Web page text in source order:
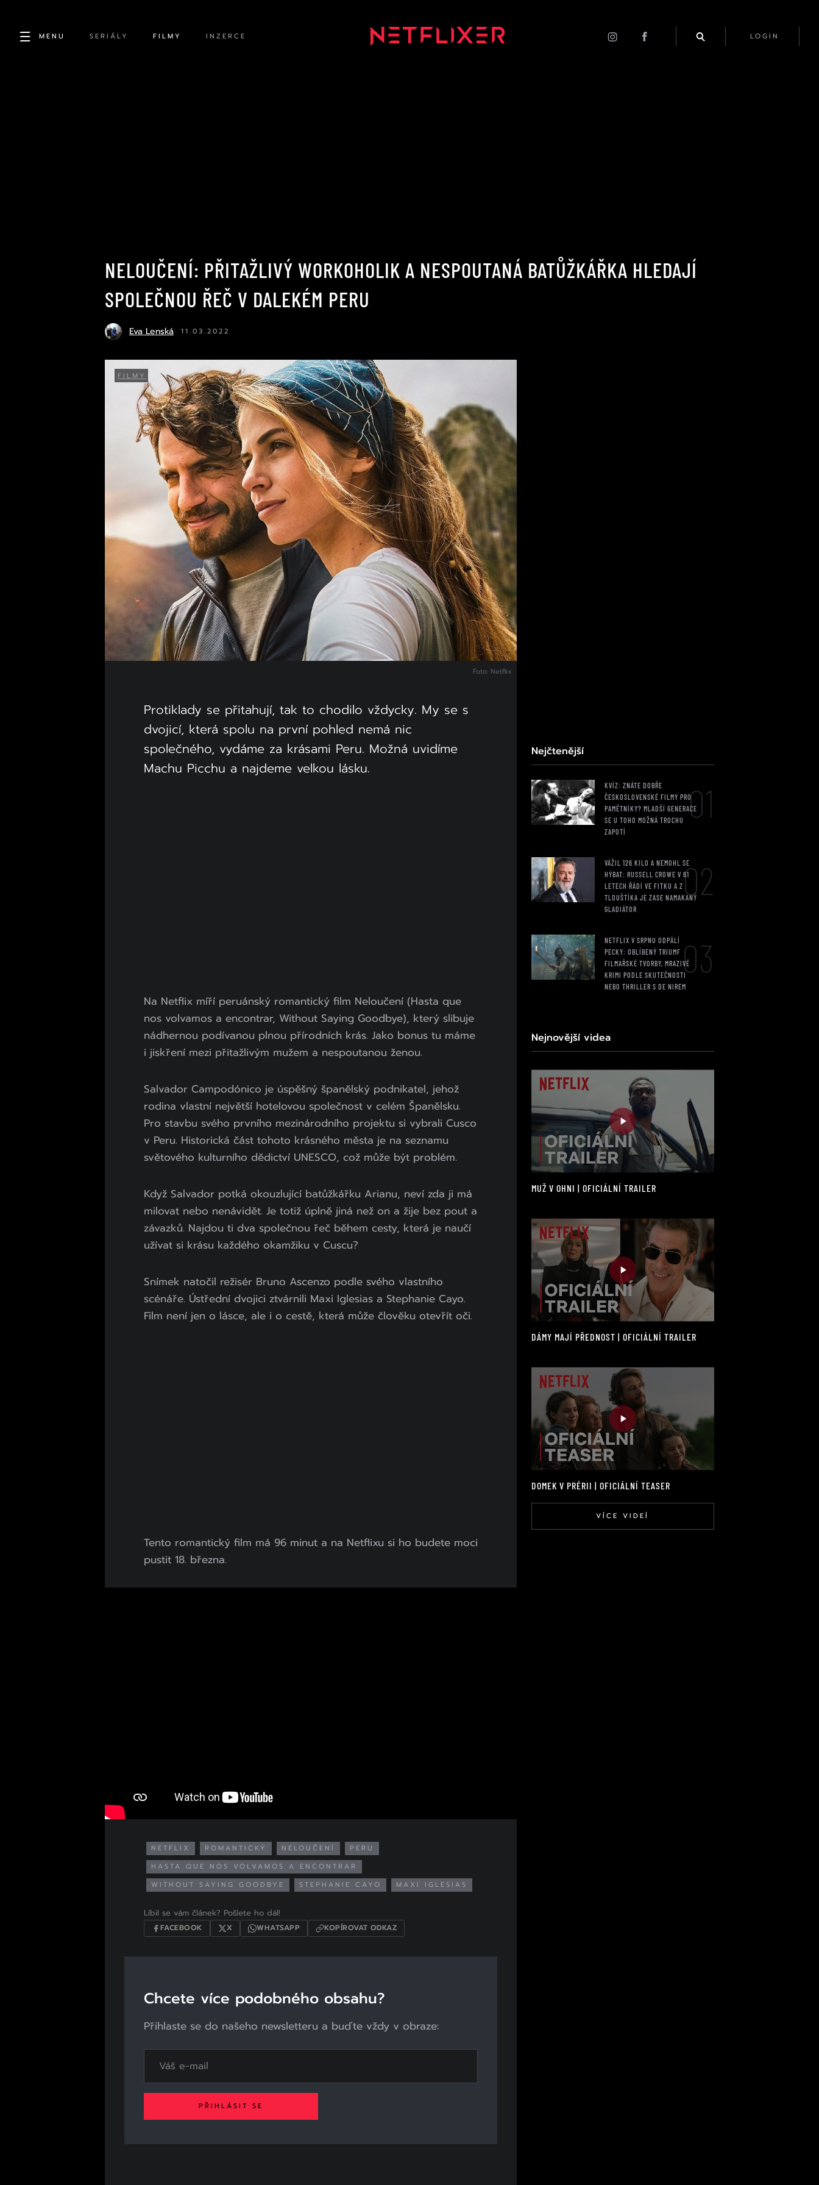
MENU SERIÁLY FILMY INZERCE LOGIN
NELOUČENÍ: PŘITAŽLIVÝ WORKOHOLIK A NESPOUTANÁ BATŮŽKÁŘKA HLEDAJÍ
SPOLEČNOU ŘEČ V DALEKÉM PERU
Eva Lenská 11.03.2022
FILMY
Foto: Netflix
Protiklady se přitahují, tak to chodilo vždycky. My se s
dvojicí, která spolu na první pohled nemá nic
společného, vydáme za krásami Peru. Možná uvidíme
Machu Picchu a najdeme velkou lásku.
Na Netflix míří peruánský romantický film Neloučení (Hasta que
nos volvamos a encontrar, Without Saying Goodbye), který slibuje
nádhernou podívanou plnou přírodních krás. Jako bonus tu máme
i jiskření mezi přitažlivým mužem a nespoutanou ženou.
Salvador Campodónico je úspěšný španělský podnikatel, jehož
rodina vlastní největší hotelovou společnost v celém Španělsku.
Pro stavbu svého prvního mezinárodního projektu si vybrali Cusco
v Peru. Historická část tohoto krásného města je na seznamu
světového kulturního dědictví UNESCO, což může být problém.
Když Salvador potká okouzlující batůžkářku Arianu, neví zda ji má
milovat nebo nenávidět. Je totiž úplně jiná než on a žije bez pout a
závazků. Najdou ti dva společnou řeč během cesty, která je naučí
užívat si krásu každého okamžiku v Cuscu?
Snímek natočil režisér Bruno Ascenzo podle svého vlastního
scénáře. Ústřední dvojici ztvárnili Maxi Iglesias a Stephanie Cayo.
Film není jen o lásce, ale i o cestě, která může člověku otevřít oči.
Tento romantický film má 96 minut a na Netflixu si ho budete moci
pustit 18. března.
NETFLIX ROMANTICKÝ NELOUČENÍ
PERU
HASTA QUE NOS VOLVAMOS A ENCONTRAR
WITHOUT SAYING GOODBYE
STEPHANIE CAYO MAXI IGLESIAS
Líbil se vám článek? Pošlete ho dál!
FACEBOOK X WHATSAPP KOPÍROVAT ODKAZ
Chcete více podobného obsahu?
Přihlaste se do našeho newsletteru a buďte vždy v obraze:
PŘIHLÁSIT SE
Nejčtenější
KVÍZ: ZNÁTE DOBŘE
ČESKOSLOVENSKÉ FILMY PRO
PAMĚTNÍKY? MLADŠÍ GENERACE
SE U TOHO MOŽNÁ TROCHU
ZAPOTÍ
01
VÁŽIL 126 KILO A NEMOHL SE
HÝBAT: RUSSELL CROWE V 61
LETECH ŘÁDÍ VE FITKU A Z
TLOUŠTÍKA JE ZASE NAMAKANÝ
GLADIÁTOR
02
NETFLIX V SRPNU ODPÁLÍ
PECKY: OBLÍBENÝ TRIUMF
FILMAŘSKÉ TVORBY, MRAZIVÉ
KRIMI PODLE SKUTEČNOSTI
NEBO THRILLER S DE NIREM
03
Nejnovější videa
MUŽ V OHNI | OFICIÁLNÍ TRAILER
DÁMY MAJÍ PŘEDNOST | OFICIÁLNÍ TRAILER
DOMEK V PRÉRII | OFICIÁLNÍ TEASER
VÍCE VIDEÍ